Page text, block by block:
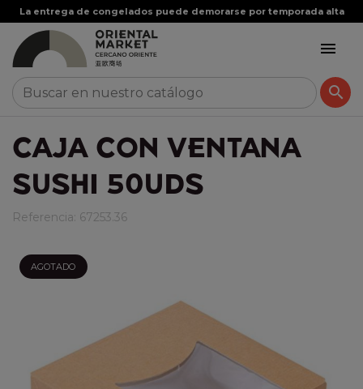
La entrega de congelados puede demorarse por temporada alta


CAJA CON VENTANA
SUSHI 50UDS
Referencia: 67253.36
AGOTADO